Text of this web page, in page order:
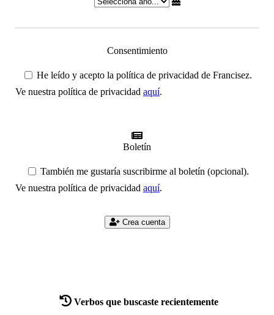
Consentimiento
He leído y acepto la política de privacidad de Francisez.
Ve nuestra política de privacidad aquí.
Boletín
También me gustaría suscribirme al boletín (opcional).
Ve nuestra política de privacidad aquí.
Crea cuenta
Verbos que buscaste recientemente